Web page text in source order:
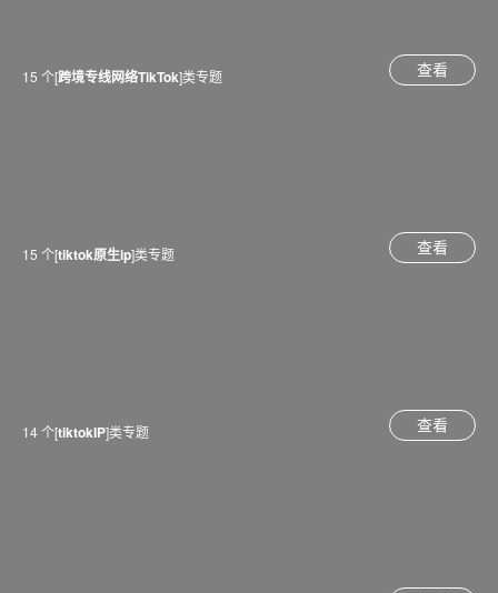
15 个[跨境专线网络TikTok]类专题 查看
15 个[tiktok原生ip]类专题 查看
14 个[tiktokIP]类专题 查看